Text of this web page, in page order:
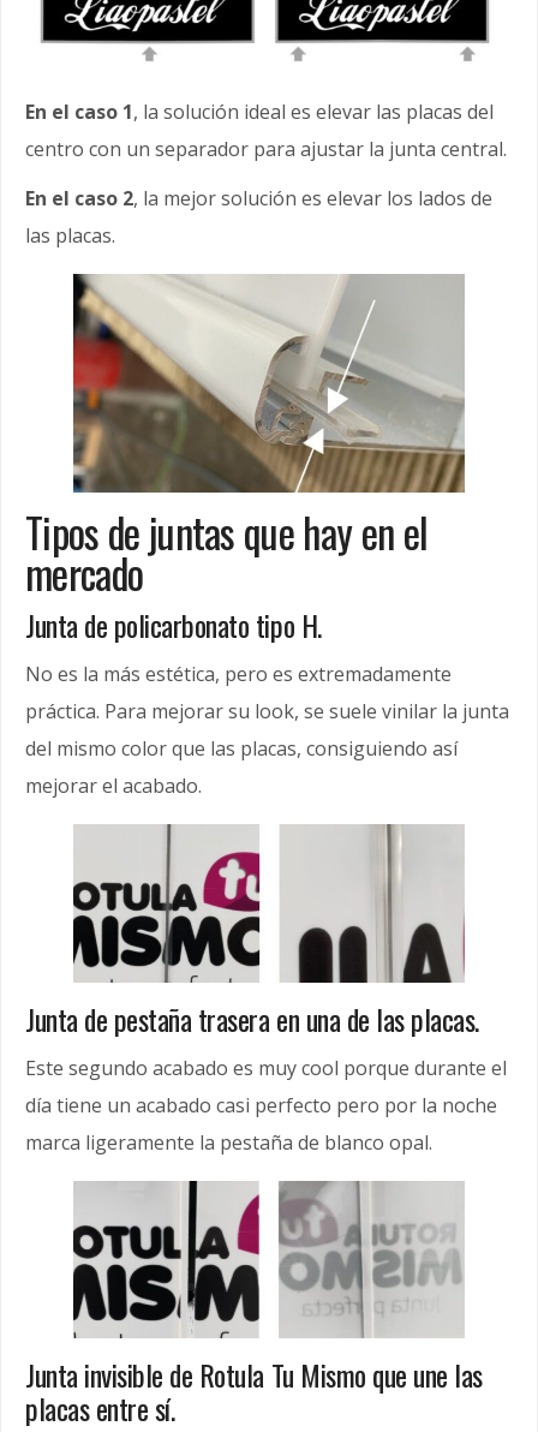
En el caso 1, la solución ideal es elevar las placas del
centro con un separador para ajustar la junta central.
En el caso 2, la mejor solución es elevar los lados de
las placas.
Tipos de juntas que hay en el
mercado
Junta de policarbonato tipo H.
No es la más estética, pero es extremadamente
práctica. Para mejorar su look, se suele vinilar la junta
del mismo color que las placas, consiguiendo así
mejorar el acabado.
Junta de pestaña trasera en una de las placas.
Este segundo acabado es muy cool porque durante el
día tiene un acabado casi perfecto pero por la noche
marca ligeramente la pestaña de blanco opal.
Junta invisible de Rotula Tu Mismo que une las
placas entre sí.